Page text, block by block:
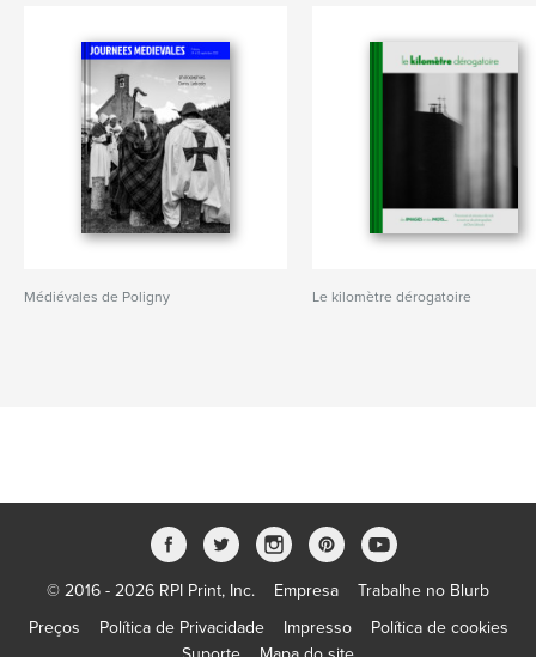
Médiévales de Poligny Le kilomètre dérogatoire
© 2016 - 2026 RPI Print, Inc. Empresa
Trabalhe no Blurb
Preços
Política de Privacidade Impresso
Política de cookies